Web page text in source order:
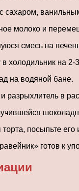
сахаром,
молоко и
смесь на
холодильник на 2-
на водяной бане.
разрыхлитель в
посыпьте
готов к